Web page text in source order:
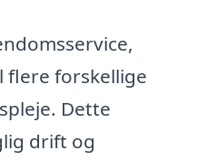
forskellige
Dette
drift og